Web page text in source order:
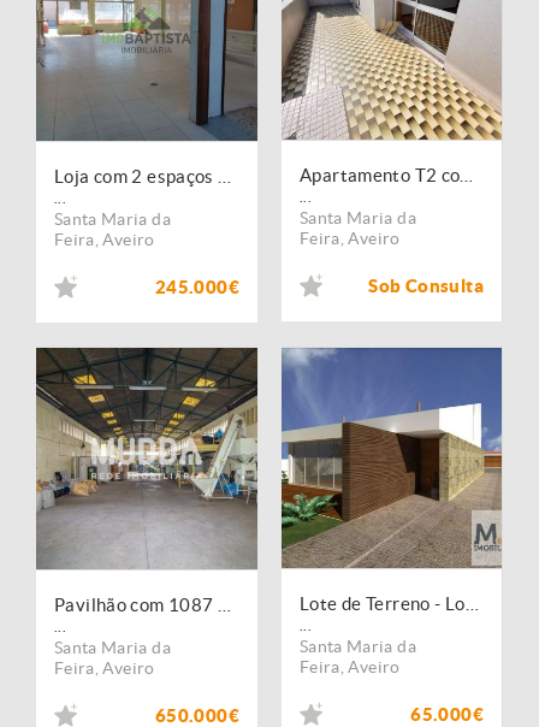
Santa Maria da
Feira ,Aveiro
245.000€
Santa Maria da
Feira ,Aveiro
Sob Consulta
Santa Maria da
Feira ,Aveiro
650.000€
Santa Maria da
Feira ,Aveiro
65.000€